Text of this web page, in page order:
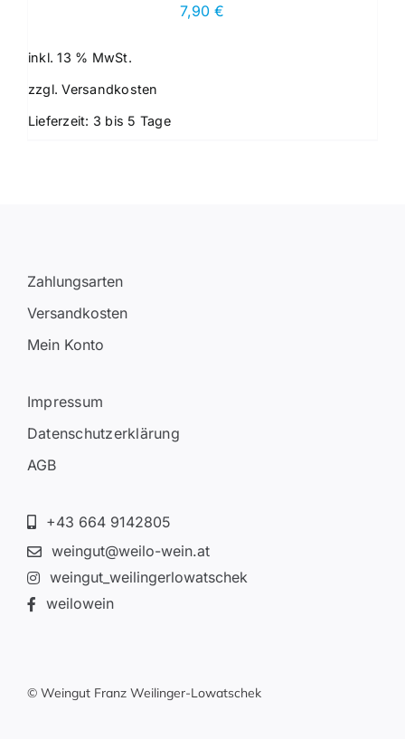
7,90€
inkl. 13 % MwSt.
zzgl.Versandkosten
Lieferzeit: 3 bis 5 Tage
Zahlungsarten
Versandkosten
Mein Konto
Impressum
Datenschutzerklärung
AGB
+43 664 9142805
weingut@weilo-wein.at
weingut_weilingerlowatschek
weilowein
© Weingut Franz Weilinger-Lowatschek